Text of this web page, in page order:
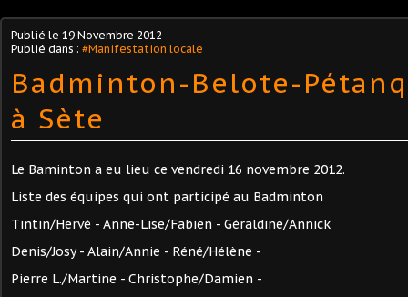
Publié le 19 Novembre 2012
Publié dans : #Manifestation locale
Badminton-Belote-
à Sète
Le Baminton a eu lieu ce vendredi 16 novembre 2012.
Liste des équipes qui ont participé au Badminton
Tintin/Hervé - Anne-Lise/Fabien - Géraldine/Annick
Denis/Josy - Alain/Annie - Réné/Hélène -
Pierre L./Martine - Christophe/Damien -